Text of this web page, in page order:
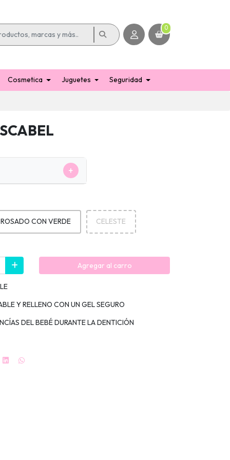
0
Cosmetica Juguetes Seguridad
+
ROSADO CON VERDE CELESTE
Agregar al carro
Y RELLENO CON UN GEL SEGURO
DEL BEBÉ DURANTE LA DENTICIÓN